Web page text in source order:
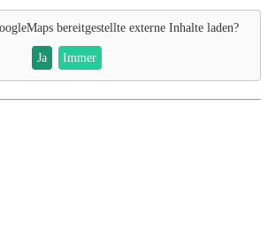
bereitgestellte externe Inhalte laden?
Ja Immer